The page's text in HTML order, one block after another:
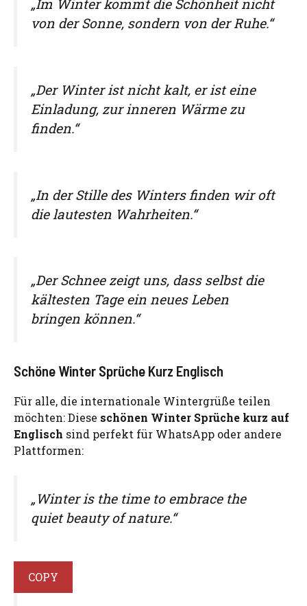
„Im Winter kommt die Schönheit nicht
von der Sonne, sondern von der Ruhe.“
„Der Winter ist nicht kalt, er ist eine
Einladung, zur inneren Wärme zu
finden.“
„In der Stille des Winters finden wir oft
die lautesten Wahrheiten.“
„Der Schnee zeigt uns, dass selbst die
kältesten Tage ein neues Leben
bringen können.“
Schöne Winter Sprüche Kurz Englisch
Für alle, die internationale Wintergrüße teilen
möchten: Diese schönen Winter Sprüche kurz auf
Englisch sind perfekt für WhatsApp oder andere
Plattformen:
„Winter is the time to embrace the
quiet beauty of nature.“
COPY